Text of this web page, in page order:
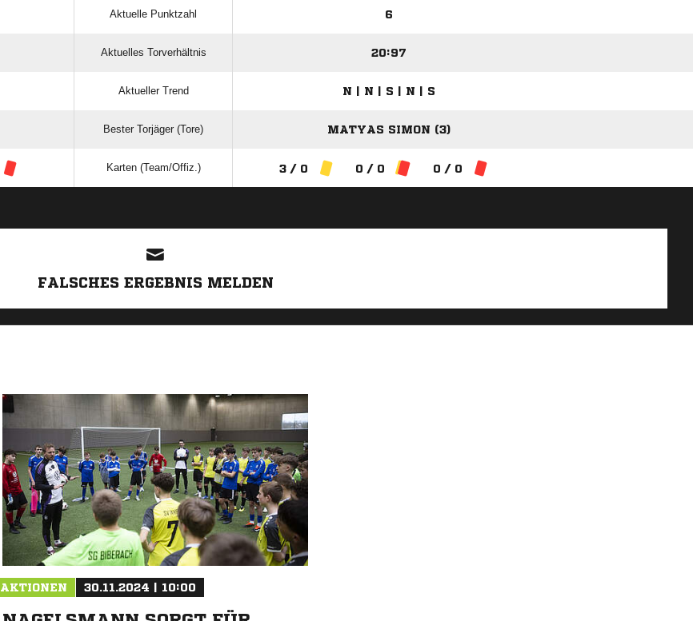
Aktuelle Punktzahl 6
Aktuelles Torverhältnis 20:97
Aktueller Trend N | N | S | N | S
Bester Torjäger (Tore) MATYAS SIMON (3)
Karten (Team/Offiz.) 3 / 0 0 / 0 0 / 0
FALSCHES ERGEBNIS MELDEN
AKTIONEN 30.11.2024 | 10:00